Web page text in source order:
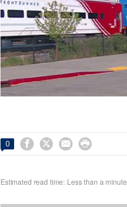
0    
Estimated read time: Less than a minute